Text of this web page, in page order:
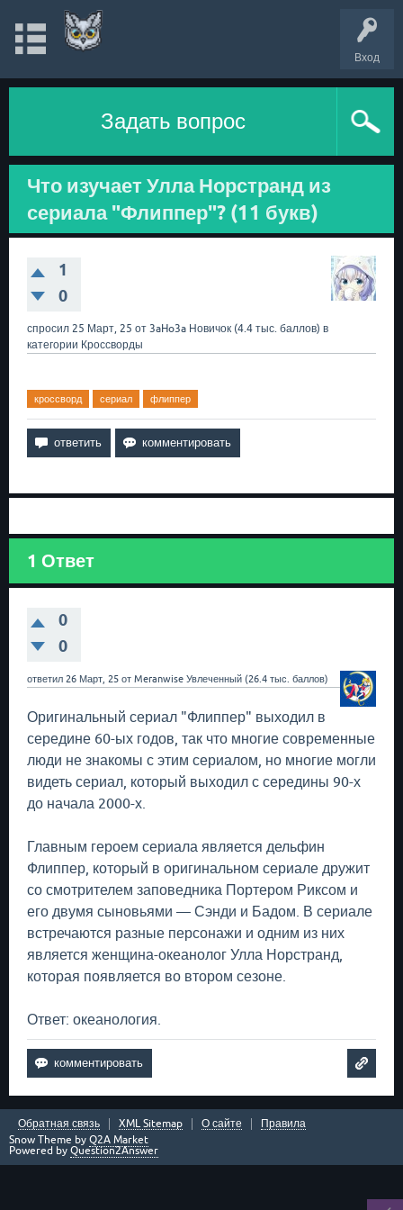
Вход
Задать вопрос
Что изучает Улла Норстранд из
сериала "Флиппер"? (11 букв)
1
0
спросил 25 Март, 25 от 3aHo3a Новичок (4.4 тыс. баллов) в
категории Кроссворды
кроссворд сериал флиппер
1 Ответ
0
0
ответил 26 Март, 25 от Meranwise Увлеченный (26.4 тыс. баллов)
Оригинальный сериал "Флиппер" выходил в
середине 60-ых годов, так что многие современные
люди не знакомы с этим сериалом, но многие могли
видеть сериал, который выходил с середины 90-х
до начала 2000-х.
Главным героем сериала является дельфин
Флиппер, который в оригинальном сериале дружит
со смотрителем заповедника Портером Риксом и
его двумя сыновьями — Сэнди и Бадом. В сериале
встречаются разные персонажи и одним из них
является женщина-океанолог Улла Норстранд,
которая появляется во втором сезоне.
Ответ: океанология.
Обратная связь XML Sitemap О сайте
Правила
Snow Theme by Q2A Market
Powered by Question2Answer